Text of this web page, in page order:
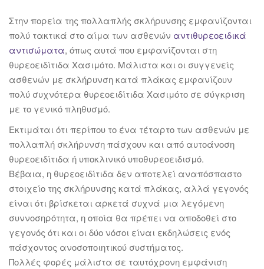
Στην πορεία της πολλαπλής σκλήρυνσης εμφανίζονται
πολύ τακτικά στο αίμα των ασθενών αντιθυρεοειδικά
αντισώματα, όπως αυτά που εμφανίζονται στη
θυρεοειδίτιδα Χασιμότο. Μάλιστα και οι συγγενείς
ασθενών με σκλήρυνση κατά πλάκας εμφανίζουν
πολύ συχνότερα θυρεοειδίτιδα Χασιμότο σε σύγκριση
με το γενικό πληθυσμό.
Εκτιμάται ότι περίπου το ένα τέταρτο των ασθενών με
πολλαπλή σκλήρυνση πάσχουν και από αυτοάνοση
θυρεοειδίτιδα ή υποκλινικό υποθυρεοειδισμό.
Βέβαια, η θυρεοειδίτιδα δεν αποτελεί αναπόσπαστο
στοιχείο της σκλήρυνσης κατά πλάκας, αλλά γεγονός
είναι ότι βρίσκεται αρκετά συχνά μια λεγόμενη
συννοσηρότητα, η οποία θα πρέπει να αποδοθεί στο
γεγονός ότι και οι δύο νόσοι είναι εκδηλώσεις ενός
πάσχοντος ανοσοποιητικού συστήματος.
Πολλές φορές μάλιστα σε ταυτόχρονη εμφάνιση